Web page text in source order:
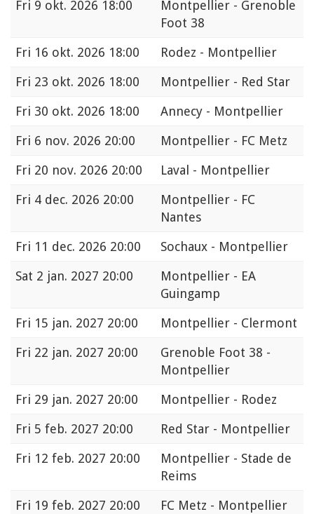
Fri 9 okt. 2026 18:00
Montpellier - Grenoble
Foot 38
Fri 16 okt. 2026 18:00
Rodez - Montpellier
Fri 23 okt. 2026 18:00
Montpellier - Red Star
Fri 30 okt. 2026 18:00
Annecy - Montpellier
Fri 6 nov. 2026 20:00
Montpellier - FC Metz
Fri 20 nov. 2026 20:00
Laval - Montpellier
Fri 4 dec. 2026 20:00
Montpellier - FC
Nantes
Fri 11 dec. 2026 20:00
Sochaux - Montpellier
Sat 2 jan. 2027 20:00
Montpellier - EA
Guingamp
Fri 15 jan. 2027 20:00
Montpellier - Clermont
Fri 22 jan. 2027 20:00
Grenoble Foot 38 -
Montpellier
Fri 29 jan. 2027 20:00
Montpellier - Rodez
Fri 5 feb. 2027 20:00
Red Star - Montpellier
Fri 12 feb. 2027 20:00
Montpellier - Stade de
Reims
Fri 19 feb. 2027 20:00
FC Metz - Montpellier